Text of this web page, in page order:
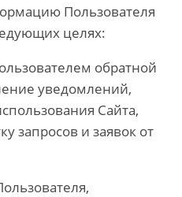
Пользователя
целях:
обратной
уведомлений,
Сайта,
запросов и заявок от